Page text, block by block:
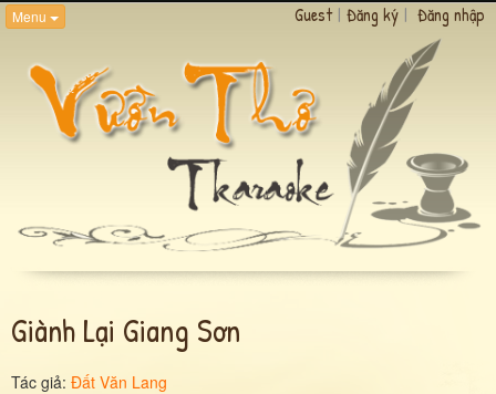
Menu Guest | Đăng ký | Đăng nhập
Giành Lại Giang Sơn
Tác giả: Đất Văn Lang